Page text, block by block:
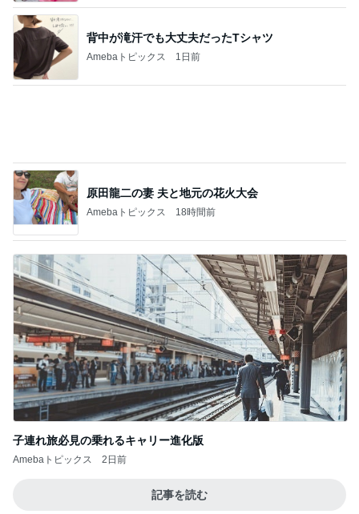
背中が滝汗でも大丈夫だったTシャツ
Amebaトピックス 1日前
原田龍二の妻 夫と地元の花火大会
Amebaトピックス 18時間前
子連れ旅必見の乗れるキャリー進化版
Amebaトピックス 2日前
記事を読む